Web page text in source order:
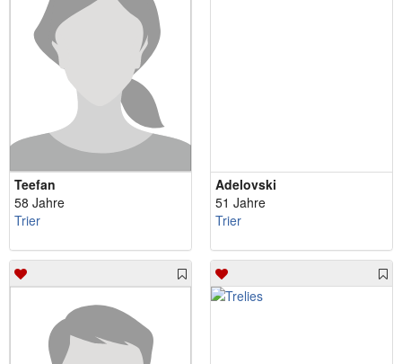
Teefan
58 Jahre
Trier
Adelovski
51 Jahre
Trier